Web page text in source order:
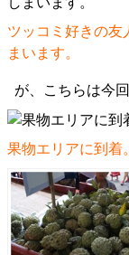
ツッコミ好きの友
まいます。
が、こちらは今
果物エリアに到着。